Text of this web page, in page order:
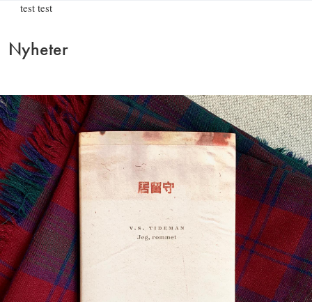
test test
Nyheter